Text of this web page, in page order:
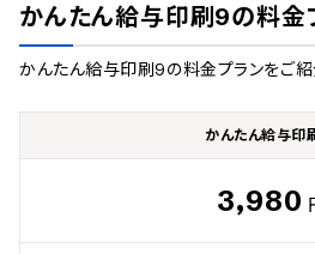
かんたん給与印刷9の料金
かんたん給与印刷9の料金プランをご紹
かんたん給与印
3,980